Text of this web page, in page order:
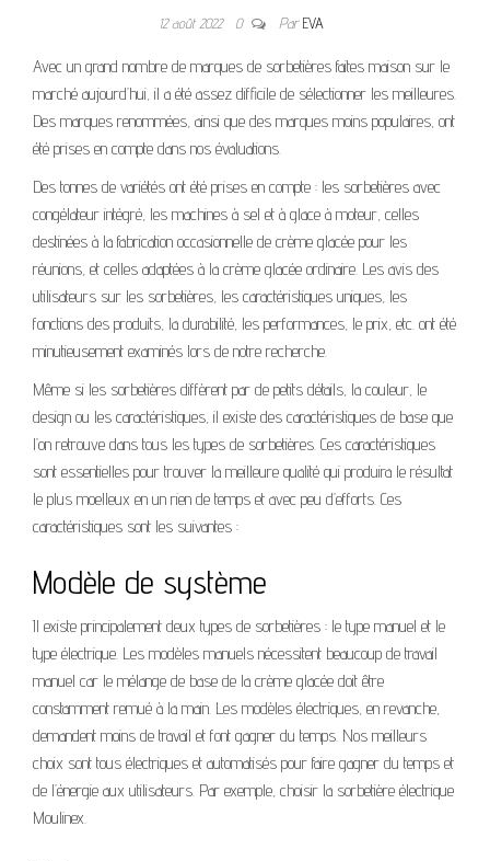
12 août 2022 0 ParEVA
Avec un grand nombre de marques de sorbetières faites maison sur le
marché aujourd’hui, il a été assez difficile de sélectionner les meilleures.
Des marques renommées, ainsi que des marques moins populaires, ont
été prises en compte dans nos évaluations.
Des tonnes de variétés ont été prises en compte : les sorbetières avec
congélateur intégré, les machines à sel et à glace à moteur, celles
destinées à la fabrication occasionnelle de crème glacée pour les
réunions, et celles adaptées à la crème glacée ordinaire. Les avis des
utilisateurs sur les sorbetières, les caractéristiques uniques, les
fonctions des produits, la durabilité, les performances, le prix, etc. ont été
minutieusement examinés lors de notre recherche.
Même si les sorbetières diffèrent par de petits détails, la couleur, le
design ou les caractéristiques, il existe des caractéristiques de base que
l’on retrouve dans tous les types de sorbetières. Ces caractéristiques
sont essentielles pour trouver la meilleure qualité qui produira le résultat
le plus moelleux en un rien de temps et avec peu d’efforts. Ces
caractéristiques sont les suivantes :
Modèle de système
Il existe principalement deux types de sorbetières : le type manuel et le
type électrique. Les modèles manuels nécessitent beaucoup de travail
manuel car le mélange de base de la crème glacée doit être
constamment remué à la main. Les modèles électriques, en revanche,
demandent moins de travail et font gagner du temps. Nos meilleurs
choix sont tous électriques et automatisés pour faire gagner du temps et
de l’énergie aux utilisateurs. Par exemple, choisir la sorbetière électrique
Moulinex.